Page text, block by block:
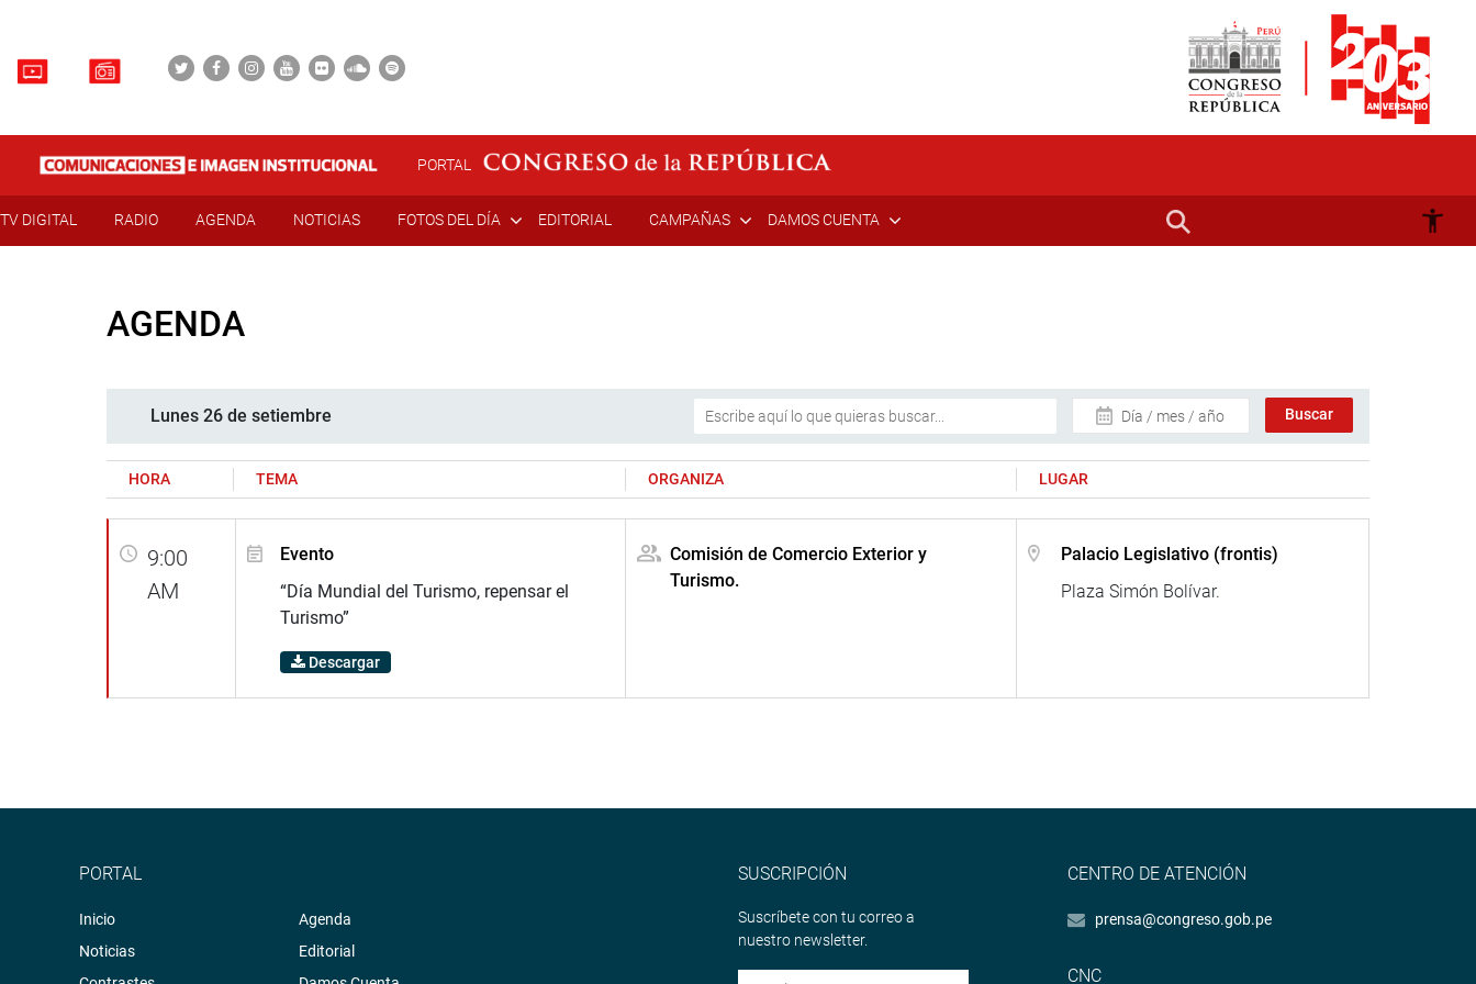
PORTAL
TV DIGITAL RADIO AGENDA NOTICIAS FOTOS DEL DÍA EDITORIAL CAMPAÑAS DAMOS CUENTA
AGENDA
Lunes 26 de setiembre Día / mes / año
HORA TEMA ORGANIZA LUGAR
9:00
AM
Evento
“Día Mundial del Turismo, repensar el
Turismo”
Descargar
Comisión de Comercio Exterior y
Turismo.
Palacio Legislativo (frontis)
Plaza Simón Bolívar.
PORTAL
Inicio
Noticias
Agenda
Editorial
SUSCRIPCIÓN
Suscríbete con tu correo a
nuestro newsletter.
CENTRO DE ATENCIÓN
prensa@congreso.gob.pe
CNC